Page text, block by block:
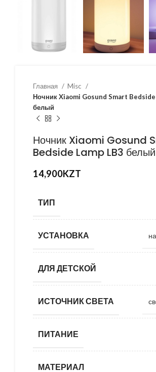
Главная
Misc
Ночник Xiaomi Gosund Smart Bedside
белый
Ночник Xiaomi Gosund
Bedside Lamp LB3 белый
14,900KZT
ТИП
УСТАНОВКА
ДЛЯ ДЕТСКОЙ
ИСТОЧНИК СВЕТА
ПИТАНИЕ
МАТЕРИАЛ